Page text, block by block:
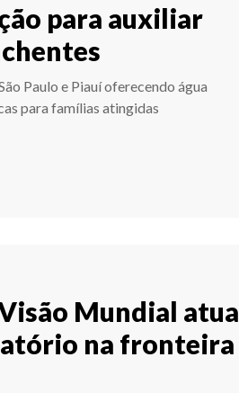
para auxiliar
Paulo e Piauí oferecendo água
para famílias atingidas
Mundial atua
na fronteira